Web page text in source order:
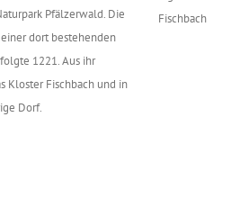
Pfälzerwald. Die
dort bestehenden
1221. Aus ihr
Kloster Fischbach und in
Dorf.